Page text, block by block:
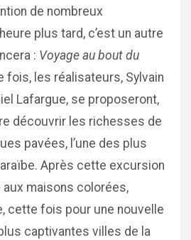
de nombreux
plus tard, c’est un autre
: Voyage au bout du
fois, les réalisateurs, Sylvain
Lafargue, se proposeront,
découvrir les richesses de
pavées, l’une des plus
Après cette excursion
maisons colorées,
cette fois pour une nouvelle
captivantes villes de la